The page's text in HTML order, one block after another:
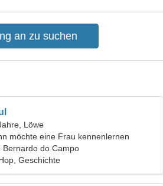
Löwe
möchte eine Frau kennenlernen
Bernardo do Campo
Geschichte